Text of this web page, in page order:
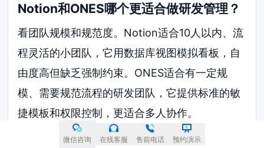
Notion和ONES哪个更适合做研发管理？
看团队规模和规范度。Notion适合10人以内、流
程灵活的小团队，它用数据库视图模拟看板，自
由度高但缺乏强制约束。ONES适合有一定规
模、需要规范流程的研发团队，它提供标准的敏
捷模板和权限控制，更适合多人协作。
微信咨询 在线客服 售前电话 预约演示